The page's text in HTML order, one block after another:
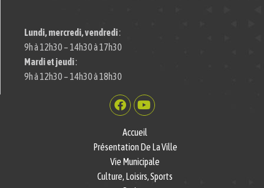
Lundi, mercredi, vendredi:
9h à 12h30 – 14h30 à 17h30
Mardi et jeudi:
9h à 12h30 – 14h30 à 18h30
Accueil
Présentation De La Ville
Vie Municipale
Culture, Loisirs, Sports